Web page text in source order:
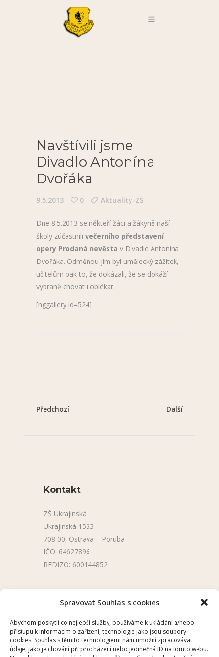
Spravovat Souhlas s cookies
Abychom poskytli co nejlepší služby, používáme k ukládání a/nebo
přístupu k informacím o zařízení, technologie jako jsou soubory
cookies. Souhlas s těmito technologiemi nám umožní zpracovávat
údaje, jako je chování při procházení nebo jedinečná ID na tomto webu.
Navštívili jsme
Divadlo Antonína
Dvořáka
9.5.2013 0 Aktuality-ZŠ
Dne 8.5.2013 se někteří žáci a žákyně naší
školy zúčastnili večerního představení
opery Prodaná nevěsta v Divadle Antonína
Dvořáka. Odměnou jim byl umělecký zážitek,
učitelům pak to, že dokázali, že se dokáží
vybraně chovat i oblékat.
[nggallery id=524]
Předchozí Další
Kontakt
ZŠ Ukrajinská
Ukrajinská 1533
708 00, Ostrava – Poruba
IČO: 64627896
REDIZO: 600144852
Úřední deska
Školní aplikace